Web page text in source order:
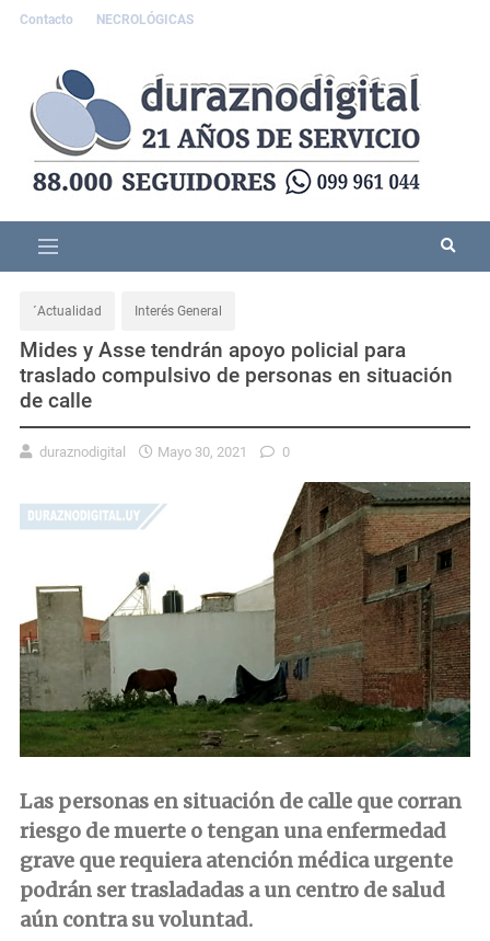
Contacto NECROLÓGICAS
´Actualidad Interés General
Mides y Asse tendrán apoyo policial para
traslado compulsivo de personas en situación
de calle
duraznodigital Mayo 30, 2021 0
Las personas en situación de calle que corran
riesgo de muerte o tengan una enfermedad
grave que requiera atención médica urgente
podrán ser trasladadas a un centro de salud
aún contra su voluntad.